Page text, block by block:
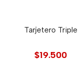
Tarjetero Triple
$19.500